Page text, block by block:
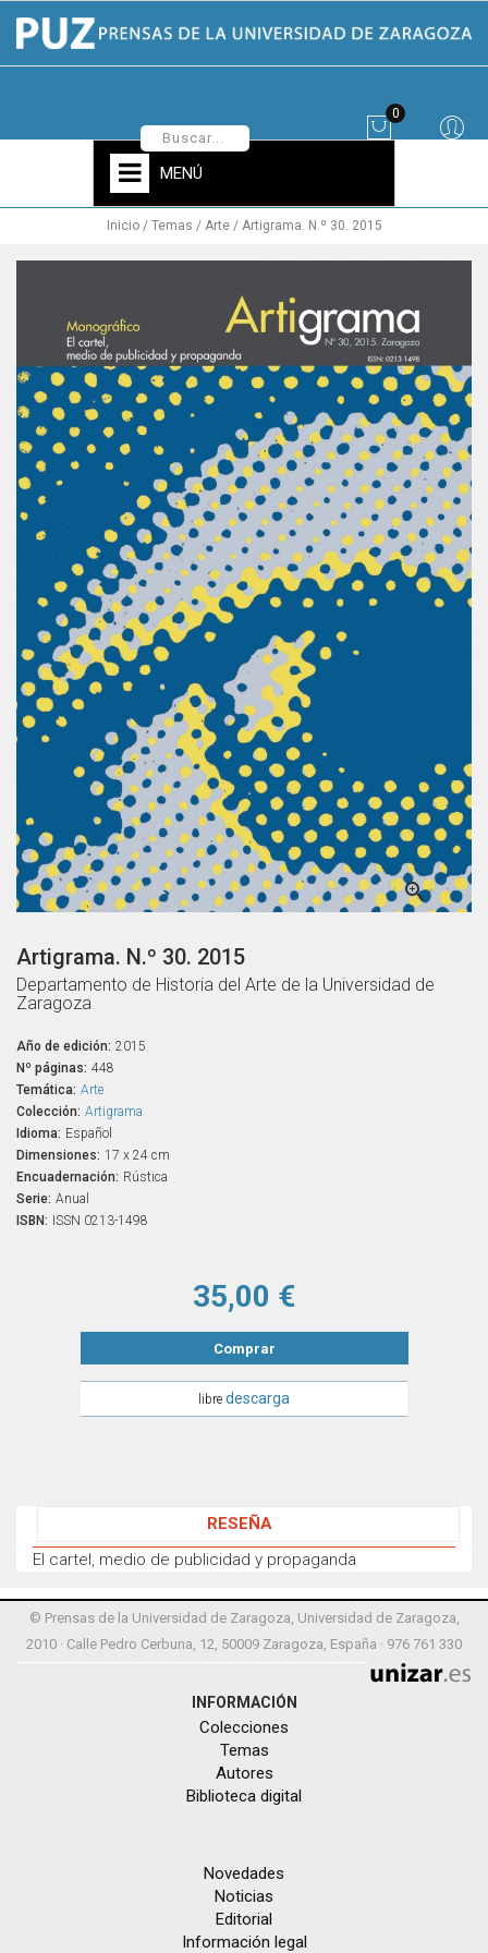
0
MENÚ
Inicio Temas Arte Artigrama. N.º 30. 2015

Artigrama. N.º 30. 2015
Departamento de Historia del Arte de la Universidad de
Zaragoza
Año de edición: 2015
Nº páginas: 448
Temática: Arte
Colección: Artigrama
Idioma: Español
Dimensiones: 17 x 24 cm
Encuadernación: Rústica
Serie: Anual
ISBN: ISSN 0213-1498
35,00 €
Comprar
libre descarga
RESEÑA
El cartel, medio de publicidad y propaganda
© Prensas de la Universidad de Zaragoza, Universidad de Zaragoza,
2010 · Calle Pedro Cerbuna, 12, 50009 Zaragoza, España · 976 761 330
INFORMACIÓN
Colecciones
Temas
Autores
Biblioteca digital
Novedades
Noticias
Editorial
Información legal